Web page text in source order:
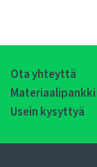
Ota yhteyttä
Materiaalipankki
Usein kysyttyä